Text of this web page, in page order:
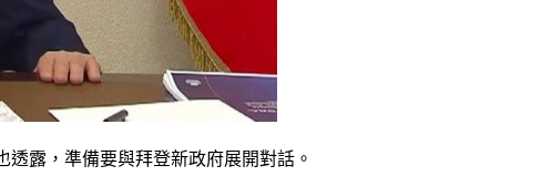
露，準備要與拜登新政府展開對話。